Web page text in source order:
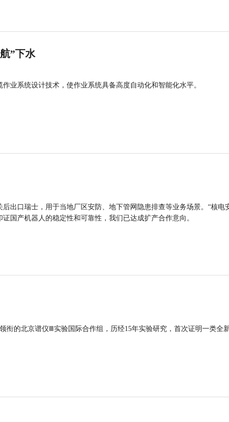
”下水
业系统设计技术，使作业系统具备高度自动化和智能化水平。
出口瑞士，用于当地厂区安防、地下管网隐患排查等业务场景。“核电
国产机器人的稳定性和可靠性，我们已达成扩产合作意向。
衔的北京谱仪Ⅲ实验国际合作组，历经15年实验研究，首次证明一类全